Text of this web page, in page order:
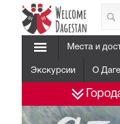
Места и
Экскурсии О